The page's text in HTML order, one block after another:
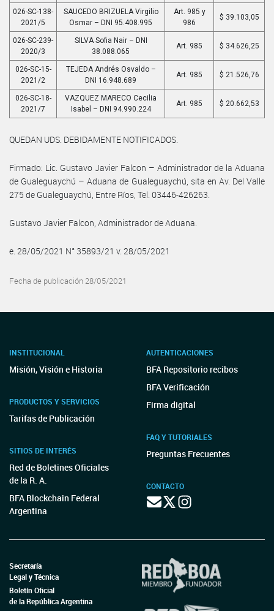
026-SC-138-
2021/5
SAUCEDO BRIZUELA Virgilio
Osmar – DNI 95.408.995
Art. 985 y
986
$ 39.103,05
026-SC-239-
2020/3
SILVA Sofia Nair – DNI
38.088.065
Art. 985 $ 34.626,25
026-SC-15-
2021/2
TEJEDA Andrés Osvaldo –
DNI 16.948.689
Art. 985 $ 21.526,76
026-SC-18-
2021/7
VAZQUEZ MARECO Cecilia
Isabel – DNI 94.990.224
Art. 985 $ 20.662,53
QUEDAN UDS. DEBIDAMENTE NOTIFICADOS.
Firmado: Lic. Gustavo Javier Falcon – Administrador de la Aduana
de Gualeguaychú – Aduana de Gualeguaychú, sita en Av. Del Valle
275 de Gualeguaychú, Entre Ríos, Tel. 03446-426263.
Gustavo Javier Falcon, Administrador de Aduana.
e. 28/05/2021 N° 35893/21 v. 28/05/2021
Fecha de publicación 28/05/2021
INSTITUCIONAL
Misión, Visión e Historia
PRODUCTOS Y SERVICIOS
Tarifas de Publicación
SITIOS DE INTERÉS
Red de Boletines Oficiales
de la R. A.
BFA Blockchain Federal
Argentina
AUTENTICACIONES
BFA Repositorio recibos
BFA Verificación
Firma digital
FAQ Y TUTORIALES
Preguntas Frecuentes
CONTACTO
Secretaría
Legal y Técnica
Boletín Oficial
de la República Argentina